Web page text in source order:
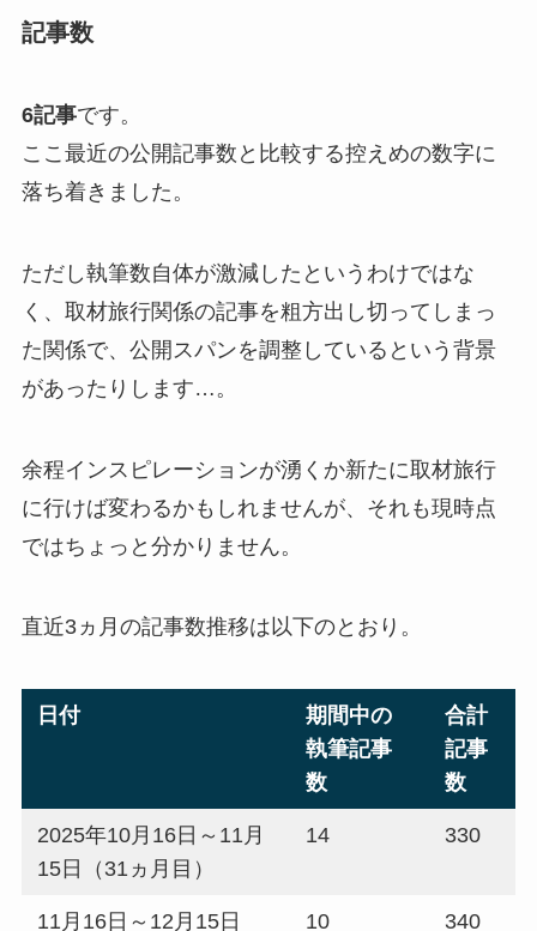
記事数
6記事です。
ここ最近の公開記事数と比較する控えめの数字に
落ち着きました。
ただし執筆数自体が激減したというわけではな
く、取材旅行関係の記事を粗方出し切ってしまっ
た関係で、公開スパンを調整しているという背景
があったりします…。
余程インスピレーションが湧くか新たに取材旅行
に行けば変わるかもしれませんが、それも現時点
ではちょっと分かりません。
直近3ヵ月の記事数推移は以下のとおり。
日付
期間中の
執筆記事
数
合計
記事
数
2025年10月16日～11月
15日（31ヵ月目）
14 330
11月16日～12月15日 10 340